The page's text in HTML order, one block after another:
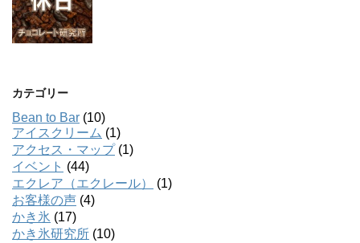
カテゴリー
Bean to Bar (10)
アイスクリーム (1)
アクセス・マップ(1)
イベント (44)
エクレア（エクレール）
(1)
お客様の声 (4)
かき氷 (17)
かき氷研究所 (10)